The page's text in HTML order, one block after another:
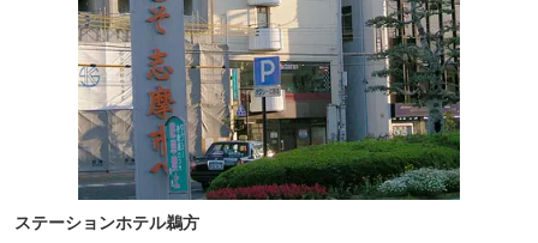
ステーションホテル鵜方